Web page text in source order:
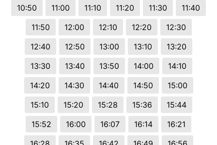
10:50
11:00 11:10 11:20 11:30
11:40
11:50
12:00 12:10 12:20
12:30
12:40
12:50 13:00 13:10
13:20
13:30
13:40 13:50 14:00
14:10
14:20
14:30 14:40 14:50
15:00
15:10
15:20 15:28 15:36
15:44
15:52
16:00 16:07 16:14
16:21